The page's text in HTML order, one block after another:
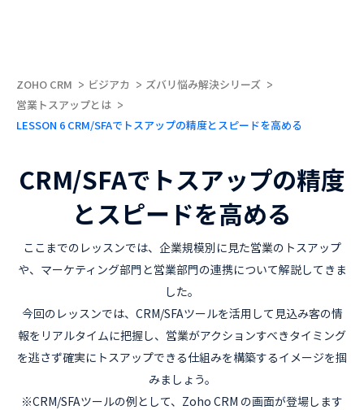
ZOHO CRM ビジアカ
ズバリ悩み解決シリーズ
営業トスアップとは
LESSON 6 CRM/SFAでトスアップの精度とスピードを高める
CRM/SFAでトスアップの精度
とスピードを高める
ここまでのレッスンでは、企業規模別に見た営業のトスアップ
や、マーケティング部門と営業部門の連携について解説してきま
した。
今回のレッスンでは、CRM/SFAツールを活用して見込み客の情
報をリアルタイムに把握し、営業がアクションすべきタイミング
を逃さず確実にトスアップできる仕組みを構築するイメージを掴
みましょう。
※CRM/SFAツールの例として、Zoho CRM の画面が登場します